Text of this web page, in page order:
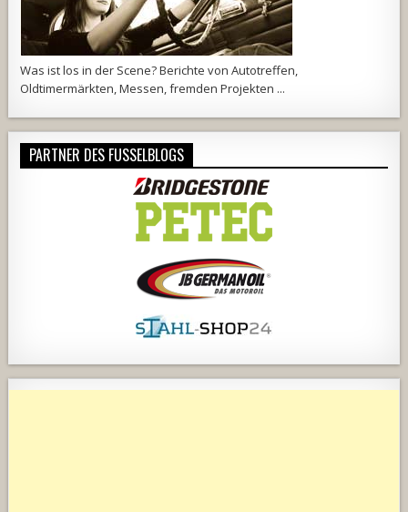
Was ist los in der Scene? Berichte von Autotreffen,
Oldtimermärkten, Messen, fremden Projekten ...
PARTNER DES FUSSELBLOGS